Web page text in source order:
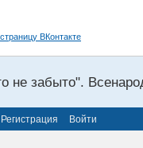
не забыто".
Регистрация Войти